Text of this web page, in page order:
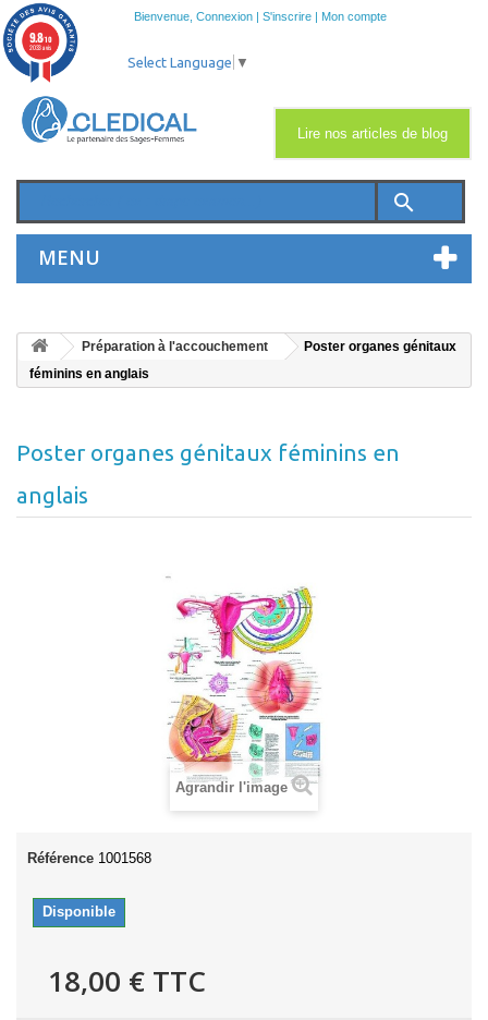
Bienvenue, Connexion | S'inscrire | Mon compte
search
MENU
Lire nos articles de blog
Select Language ▼
Préparation à l'accouchement
Poster organes génitaux
féminins en anglais
Poster organes génitaux féminins en
anglais
Agrandir l'image
Référence 1001568
Disponible
18,00 € TTC
9.8/10
2033 avis